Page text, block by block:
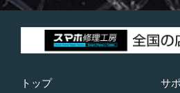
トップ サ